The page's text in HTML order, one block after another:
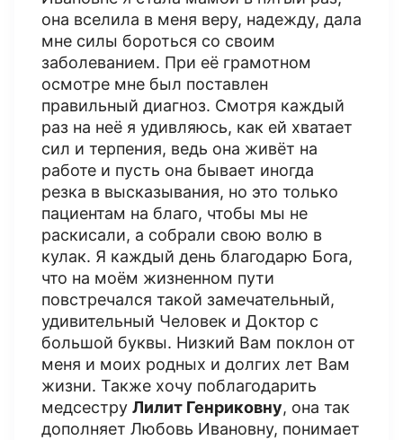
она вселила в меня веру, надежду, дала
мне силы бороться со своим
заболеванием. При её грамотном
осмотре мне был поставлен
правильный диагноз. Смотря каждый
раз на неё я удивляюсь, как ей хватает
сил и терпения, ведь она живёт на
работе и пусть она бывает иногда
резка в высказывания, но это только
пациентам на благо, чтобы мы не
раскисали, а собрали свою волю в
кулак. Я каждый день благодарю Бога,
что на моём жизненном пути
повстречался такой замечательный,
удивительный Человек и Доктор с
большой буквы. Низкий Вам поклон от
меня и моих родных и долгих лет Вам
жизни. Также хочу поблагодарить
медсестру Лилит Генриковну, она так
дополняет Любовь Ивановну, понимает